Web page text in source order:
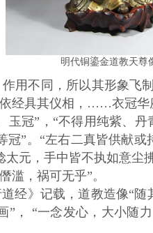
明代铜鎏金道教天尊
用不同，所以其形象飞
经具其仪相，……衣冠
玉冠”，“不得用纯紫、
冠”。“左右二真皆供献
太元，手中皆不执如意尘
滥，祸可无乎”。
经》记载，道教造像“
”， “一念发心，大小随